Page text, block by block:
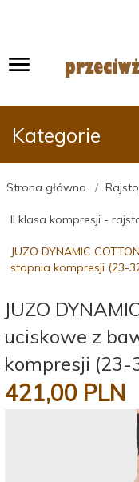
Kategorie
Strona główna
II klasa kompresji -
JUZO DYNAMIC
stopnia kompresji (23-
JUZO
uciskowe z
kompresji (23-
421,00 PLN